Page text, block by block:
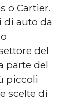
o Cartier.
di auto da
del
parte del
piccoli
scelte di